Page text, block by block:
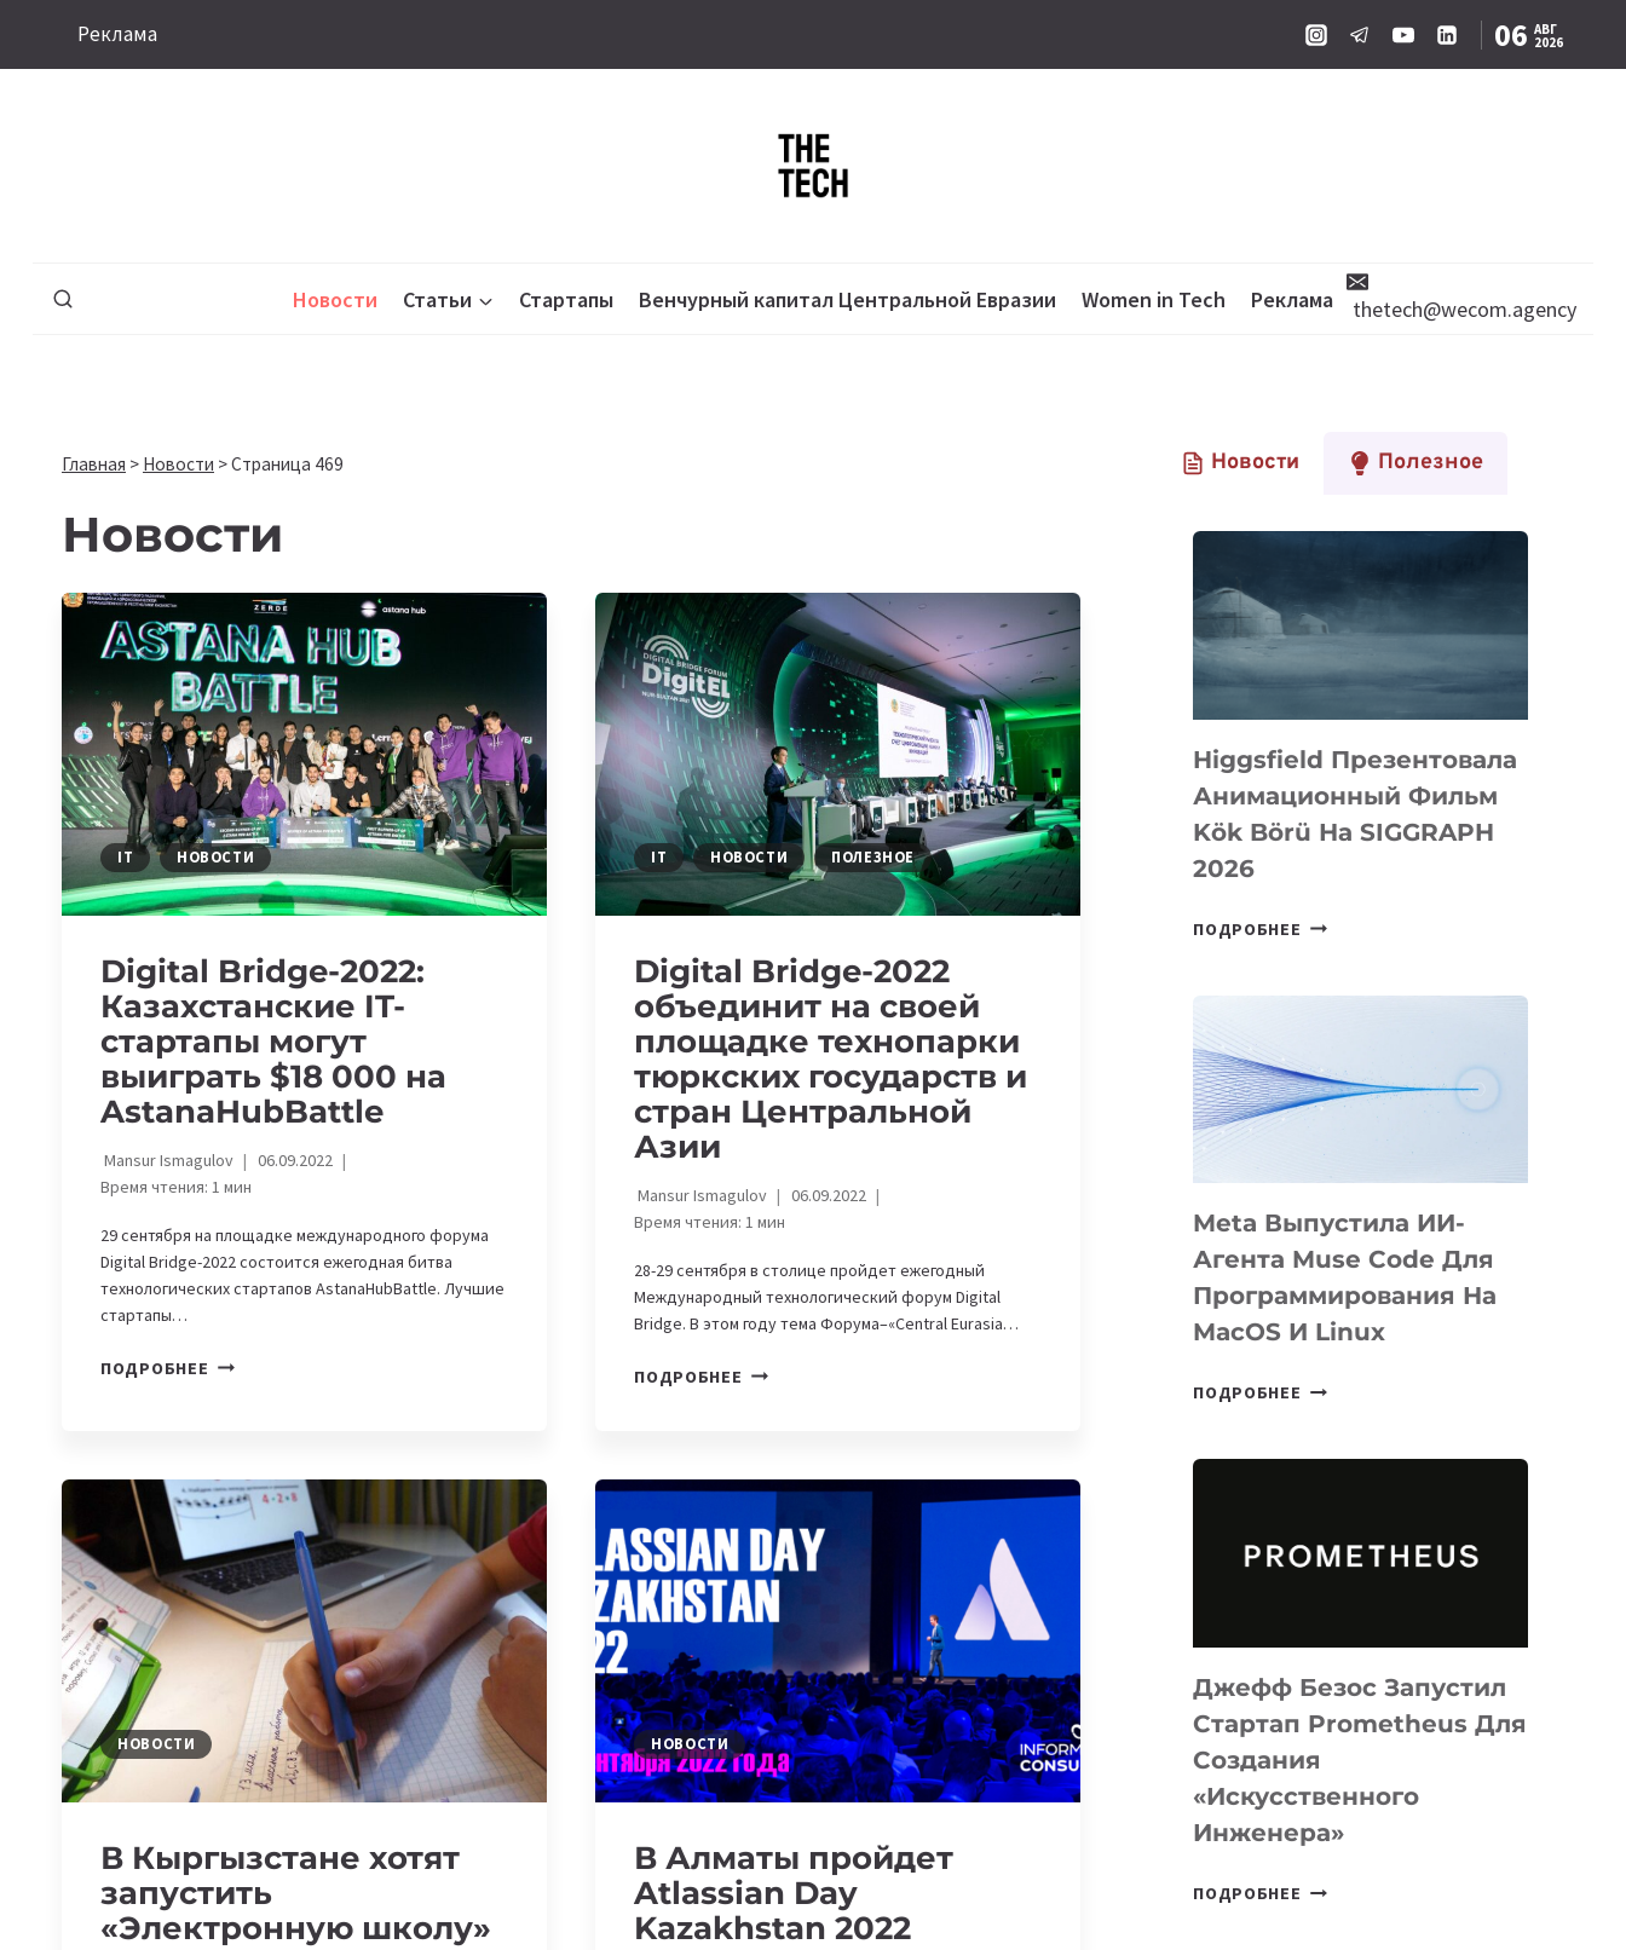
Реклама 06 АВГ
2026
Новости Статьи Стартапы Венчурный капитал Центральной Евразии Women in Tech Реклама thetech@wecom.agency
Главная > Новости >Страница 469
Новости
IT НОВОСТИ
Digital Bridge-2022:
Казахстанские IT-
стартапы могут
выиграть $18 000 на
AstanaHubBattle
Mansur Ismagulov
06.09.2022
Время чтения: 1 мин
29 сентября на площадке международного форума
Digital Bridge-2022 состоится ежегодная битва
технологических стартапов AstanaHubBattlе. Лучшие
стартапы…
ПОДРОБНЕЕ DIGITAL
СТАРТАПЫ
ВЫИГРАТЬ
$18
000
НА
ASTANAHUBBATTLE
IT НОВОСТИ ПОЛЕЗНОЕ
Digital Bridge-2022
объединит на своей
площадке технопарки
тюркских государств и
стран Центральной
Азии
Mansur Ismagulov
06.09.2022
Время чтения: 1мин
28-29 сентября в столице пройдет ежегодный
Международный технологический форум Digital
Bridge. В этом году тема Форума–«Central Eurasia…
ПОДРОБНЕЕ DIGITAL
НА
ПЛОЩАДКЕ
ТЕХНОПАРКИ
ТЮРКСКИХ
ГОСУДАРСТВ
СТРАН
ЦЕНТРАЛЬНОЙ
АЗИИ
НОВОСТИ
В Кыргызстане хотят
запустить
«Электронную школу»
НОВОСТИ
В Алматы пройдет
Atlassian Day
Kazakhstan 2022
Новости Полезное
Higgsfield Презентовала
Анимационный Фильм
Kök Börü На SIGGRAPH
2026
ПОДРОБНЕЕ HIGGSFIELD
BÖRÜ
НА
Meta Выпустила ИИ-
Агента Muse Code Для
Программирования На
MacOS И Linux
ПОДРОБНЕЕ META
ДЛЯ
И
LINUX
Джефф Безос Запустил
Стартап Prometheus Для
Создания
«искусственного
Инженера»
ПОДРОБНЕЕ ДЖЕФФ